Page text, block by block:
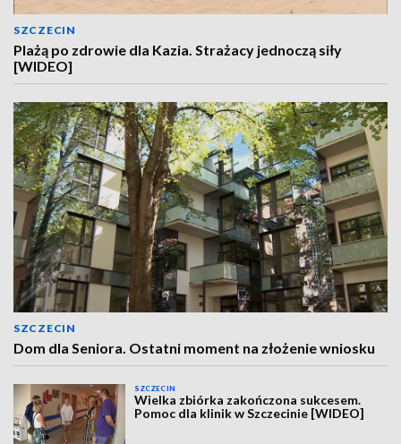
SZCZECIN
Plażą po zdrowie dla Kazia. Strażacy jednoczą siły
[WIDEO]
SZCZECIN
Dom dla Seniora. Ostatni moment na złożenie wniosku
SZCZECIN
Wielka zbiórka zakończona sukcesem.
Pomoc dla klinik w Szczecinie [WIDEO]